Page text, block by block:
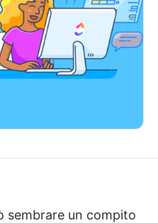
sembrare un compito